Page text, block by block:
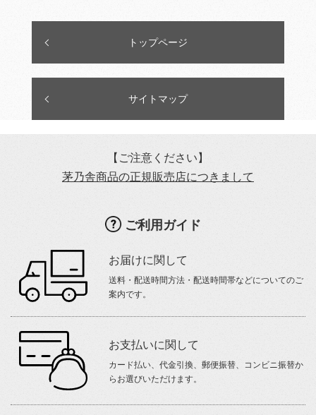
トップページ
サイトマップ
【ご注意ください】
茅乃舎商品の正規販売店につきまして
ご利用ガイド
お届けに関して
送料・配送時間方法・配送時間帯などについてのご
案内です。
お支払いに関して
カード払い、代金引換、郵便振替、コンビニ振替か
らお選びいただけます。